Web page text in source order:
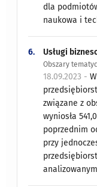
dla
naukowa i
6. Usługi
Obszary
18.09.2023 -
związane z
wyniosła
poprzednim
przy